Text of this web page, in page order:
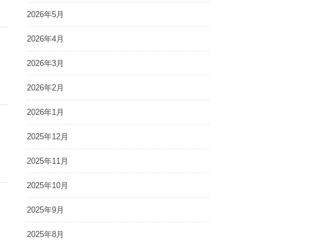
2026年5月
2026年4月
2026年3月
2026年2月
2026年1月
2025年12月
2025年11月
2025年10月
2025年9月
2025年8月